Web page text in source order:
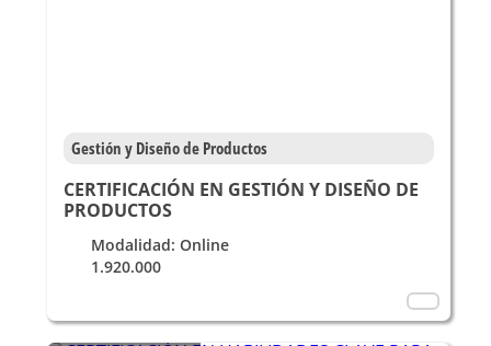
Gestión y Diseño de Productos
CERTIFICACIÓN EN GESTIÓN Y DISEÑO DE
PRODUCTOS
Modalidad: Online
1.920.000